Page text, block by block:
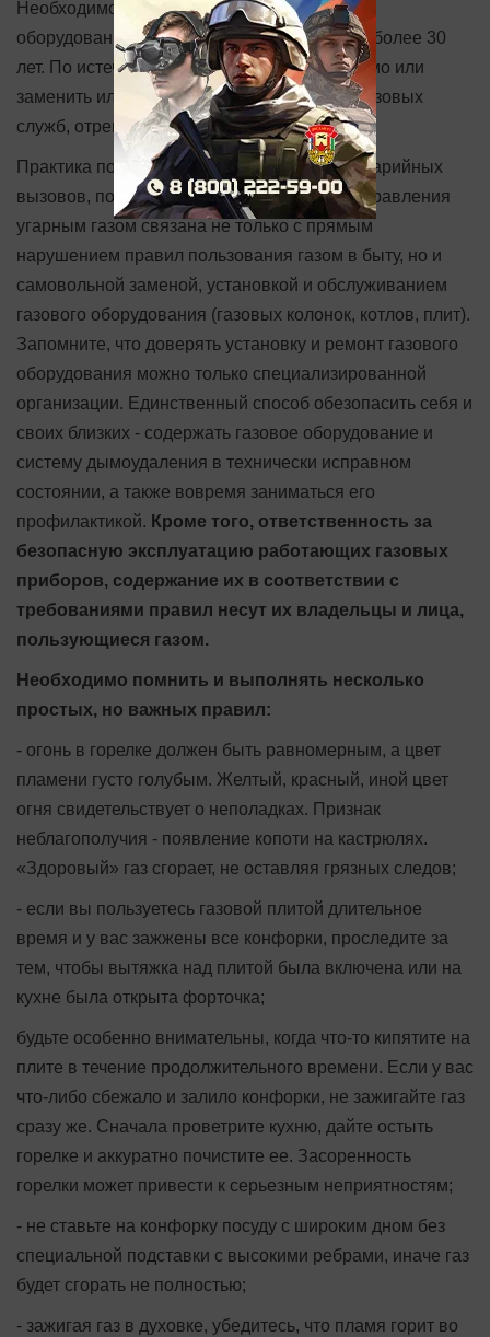
Необходимо помнить и о том, что газовое
оборудование имеет свой срок службы - не более 30
лет. По истечении этого срока его необходимо или
заменить или, по решению специалистов газовых
служб, отремонтировать.
Практика показывает, что большая часть аварийных
вызовов, пожаров и несчастных случаев отравления
угарным газом связана не только с прямым
нарушением правил пользования газом в быту, но и
самовольной заменой, установкой и обслуживанием
газового оборудования (газовых колонок, котлов, плит).
Запомните, что доверять установку и ремонт газового
оборудования можно только специализированной
организации. Единственный способ обезопасить себя и
своих близких - содержать газовое оборудование и
систему дымоудаления в технически исправном
состоянии, а также вовремя заниматься его
профилактикой. Кроме того, ответственность за
безопасную эксплуатацию работающих газовых
приборов, содержание их в соответствии с
требованиями правил несут их владельцы и лица,
пользующиеся газом.
Необходимо помнить и выполнять несколько
простых, но важных правил:
- огонь в горелке должен быть равномерным, а цвет
пламени густо голубым. Желтый, красный, иной цвет
огня свидетельствует о неполадках. Признак
неблагополучия - появление копоти на кастрюлях.
«Здоровый» газ сгорает, не оставляя грязных следов;
- если вы пользуетесь газовой плитой длительное
время и у вас зажжены все конфорки, проследите за
тем, чтобы вытяжка над плитой была включена или на
кухне была открыта форточка;
будьте особенно внимательны, когда что-то кипятите на
плите в течение продолжительного времени. Если у вас
что-либо сбежало и залило конфорки, не зажигайте газ
сразу же. Сначала проветрите кухню, дайте остыть
горелке и аккуратно почистите ее. Засоренность
горелки может привести к серьезным неприятностям;
- не ставьте на конфорку посуду с широким дном без
специальной подставки с высокими ребрами, иначе газ
будет сгорать не полностью;
- зажигая газ в духовке, убедитесь, что пламя горит во